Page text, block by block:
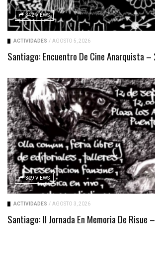
342 VIEWS
ACTIVIDADES / AGOSTO 5, 2026
Santiago: Encuentro De Cine Anarquista
309 VIEWS
ACTIVIDADES / AGOSTO 3, 2026
Santiago: II Jornada En Memoria De Risue